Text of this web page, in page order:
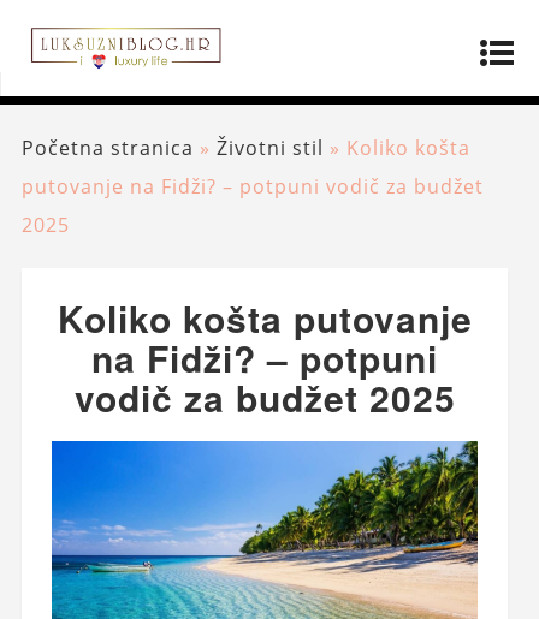
Početna stranica » Životni stil » Koliko košta
putovanje na Fidži? – potpuni vodič za budžet
2025
Koliko košta putovanje
na Fidži? – potpuni
vodič za budžet 2025